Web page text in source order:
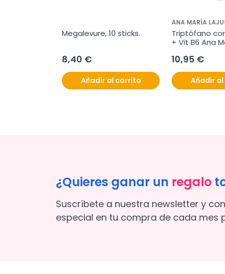
Megalevure, 10 sticks.
8,40 €
Añadir al carrito
ANA MARÍA
Triptófano
+ Vit B6 Ana
10,95 €
Añadir
¿Quieres ganar un regalo
Suscríbete a nuestra newsletter y
especial en tu compra de cada mes